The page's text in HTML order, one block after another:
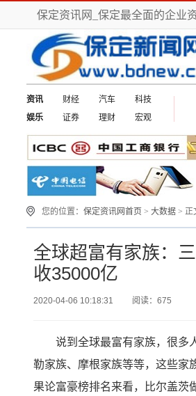
保定资讯网_保定最全面的企业
资讯 财经 汽车
科技
娱乐
证券 理财 宏观
您的位置： 保定资讯网首页 > 大数据 > 正
全球超富有家族：
收35000亿
2020-04-06 10:18:31 阅读：675
说到全球最富有家族，很多
勒家族、摩根家族等等，这些家
果论富豪榜排名来看，比尔盖茨